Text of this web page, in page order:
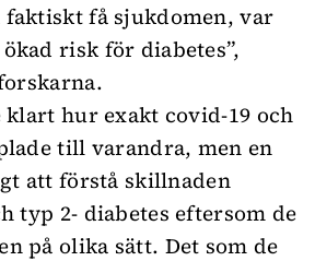
få sjukdomen, var
risk för diabetes”,
hur exakt covid-19 och
till varandra, men en
att förstå skillnaden
typ 2- diabetes eftersom de
på olika sätt. Det som de